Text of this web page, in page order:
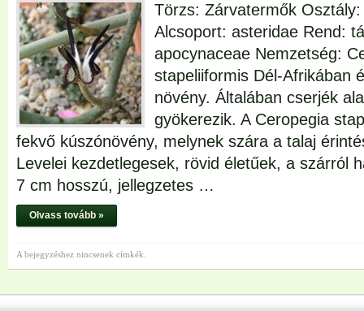
Törzs: Zárvatermők
Alcsoport: asteridae Rend:
apocynaceae Nemzetség:
stapeliiformis Dél-Afrikában
növény. Általában cserjék
gyökerezik. A Ceropegia
fekvő kúszónövény, melynek szára a talaj
Levelei kezdetlegesek, rövid életűek, a szárról
7 cm hosszú, jellegzetes …
Olvass tovább »
A bejegyzéshez nincsenek címkék.